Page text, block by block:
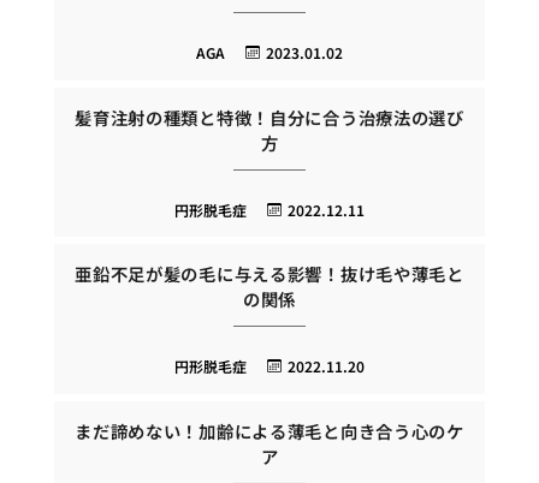
2023.01.02
AGA
髪育注射の種類と特徴！自分に合う治療法の選び
方
2022.12.11
円形脱毛症
亜鉛不足が髪の毛に与える影響！抜け毛や薄毛と
の関係
2022.11.20
円形脱毛症
まだ諦めない！加齢による薄毛と向き合う心のケ
ア